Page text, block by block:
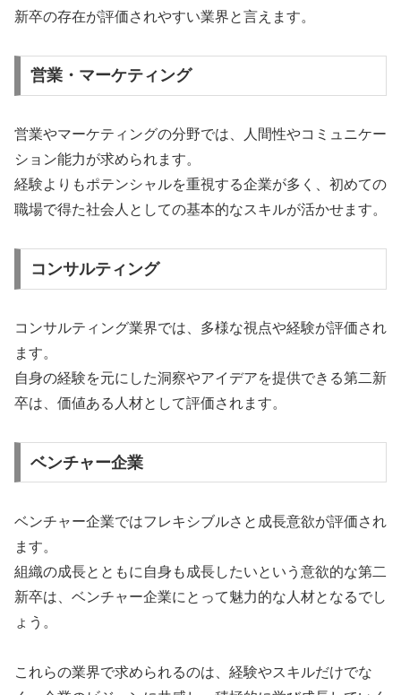
新卒の存在が評価されやすい業界と言えます。
営業・マーケティング
営業やマーケティングの分野では、人間性やコミュニケー
ション能力が求められます。
経験よりもポテンシャルを重視する企業が多く、初めての
職場で得た社会人としての基本的なスキルが活かせます。
コンサルティング
コンサルティング業界では、多様な視点や経験が評価され
ます。
自身の経験を元にした洞察やアイデアを提供できる第二新
卒は、価値ある人材として評価されます。
ベンチャー企業
ベンチャー企業ではフレキシブルさと成長意欲が評価され
ます。
組織の成長とともに自身も成長したいという意欲的な第二
新卒は、ベンチャー企業にとって魅力的な人材となるでし
ょう。
これらの業界で求められるのは、経験やスキルだけでな